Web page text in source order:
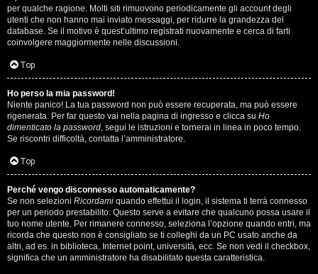
A
r
g
o
m
e
n
t
i
a
t
per qualche ragione. Molti siti rimuovono periodicamente gli account degli
utenti che non hanno mai inviato messaggi, per ridurre la grandezza del
database. Se il motivo è quest’ultimo registrati nuovamente e cerca di farti
coinvolgere maggiormente nelle discussioni.
Top
Ho perso la mia password!
Niente panico! La tua password non può essere recuperata, ma può essere
rigenerata. Per far questo vai nella pagina di ingresso e clicca su Ho
dimenticato la password, segui le istruzioni e tornerai in linea in poco tempo.
Se riscontri difficoltà, contatta l’amministratore.
Top
Perché vengo disconnesso automaticamente?
Se non selezioni Ricordami quando effettui il login, il sistema ti terrà connesso
per un periodo prestabilito. Questo serve a evitare che qualcuno possa usare il
tuo nome utente. Per rimanere connesso, seleziona l’opzione quando entri, ma
ricorda che questo non è consigliato se ti colleghi da un PC usato anche da
altri, ad es. in biblioteca, Internet point, università, ecc. Se non vedi il checkbox,
significa che un amministratore ha disabilitato questa caratteristica.
o
i
n
T
o
u
r
M
u
s
i